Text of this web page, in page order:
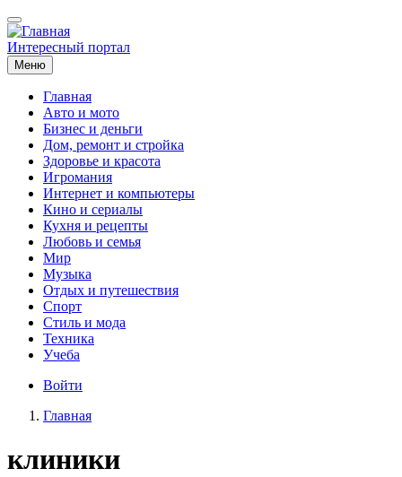
Перейти
к
основному
содержанию
Интересный портал
Меню
Основная
навигация
Главная
Авто и мото
Бизнес и деньги
Дом, ремонт и стройка
Здоровье и красота
Игромания
Интернет и компьютеры
Кино и сериалы
Кухня и рецепты
Любовь и семья
Мир
Музыка
Отдых и путешествия
Спорт
Стиль и мода
Техника
Учеба
Меню
записи
Войти
навигации
Главная
клиники